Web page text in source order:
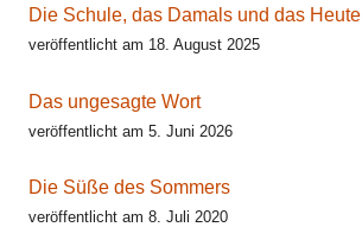
Die Schule, das Damals und das Heute
veröffentlicht am 18. August 2025
Das ungesagte Wort
veröffentlicht am 5. Juni 2026
Die Süße des Sommers
veröffentlicht am 8. Juli 2020